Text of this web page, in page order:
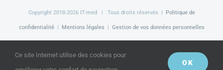
Copyright 2018-2026 IT-med | Tous droits réservés | Politique de
confidentialité| Mentions légales | Gestion de vos données personnelles
Ce site Internet utilise des cookies pour
OK